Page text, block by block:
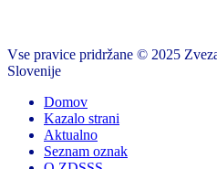
Vse pravice pridržane © 2025
Slovenije
Domov
Kazalo strani
Aktualno
Seznam oznak